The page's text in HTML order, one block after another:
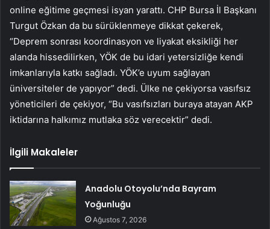
online eğitime geçmesi isyan yarattı. CHP Bursa İl Başkanı
Turgut Özkan da bu sürüklenmeye dikkat çekerek,
“Deprem sonrası koordinasyon ve liyakat eksikliği her
alanda hissedilirken, YÖK de bu idari yetersizliğe kendi
imkanlarıyla katkı sağladı. YÖK’e uyum sağlayan
üniversiteler de yapıyor” dedi. Ülke ne çekiyorsa vasıfsız
yöneticileri de çekiyor, “Bu vasıfsızları buraya atayan AKP
iktidarına halkımız mutlaka söz verecektir” dedi.
İlgili Makaleler
Anadolu Otoyolu’nda Bayram
Yoğunluğu
Ağustos 7, 2026